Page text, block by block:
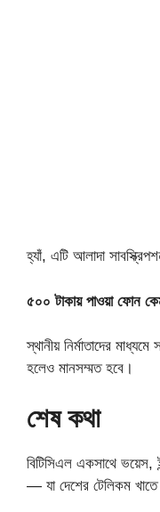
হ্যাঁ, এটি আলাদা
৫০০ টাকায় পাওয়া ফোন
স্থানীয় নির্মাতাদের
হলেও মানসম্মত হবে।
শেষ কথা
বিটিসিএল একসাথে ভয়েস,
— যা দেশের টেলিকম